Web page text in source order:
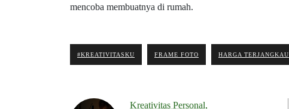
mencoba membuatnya di rumah.
#KREATIVITASKU FRAME FOTO HARGA TERJANGKAU
Kreativitas Personal,